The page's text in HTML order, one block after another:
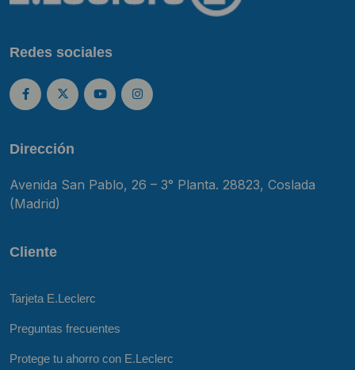
Redes sociales
Dirección
Avenida San Pablo, 26 – 3° Planta. 28823, Coslada
(Madrid)
Cliente
Tarjeta E.Leclerc
Preguntas frecuentes
Protege tu ahorro con E.Leclerc